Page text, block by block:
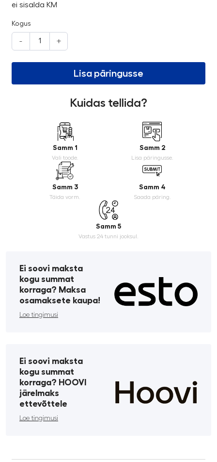
ei sisalda KM
Kogus
- +
Lisa päringusse
Kuidas tellida?
Samm 1
Vali toode.
Samm 2
Lisa päringusse.
Samm 3
Täida vorm.
Samm 4
Saada päring.
Samm 5
Vastus 24 tunni jooksul.
Ei soovi maksta
kogu summat
korraga? Maksa
osamaksete kaupa!
Loe tingimusi
Ei soovi maksta
kogu summat
korraga? HOOVI
järelmaks
ettevõttele
Loe tingimusi